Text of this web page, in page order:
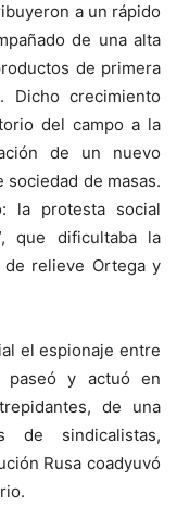
a un rápido
de una alta
de primera
Dicho crecimiento
del campo a la
de un nuevo
de masas.
la protesta social
que dificultaba la
relieve Ortega y
el espionaje entre
paseó y actuó en
de una
de sindicalistas,
Rusa coadyuvó